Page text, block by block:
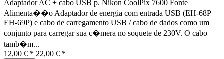
Adaptador AC + cabo USB p. Nikon CoolPix 7600 Fonte
Alimenta��o Adaptador de energia com entrada USB (EH-68P
EH-69P) e cabo de carregamento USB / cabo de dados como um
conjunto para carregar sua c�mera no soquete de 230V. O cabo
tamb�m...
12,00 € * 22,00 € *